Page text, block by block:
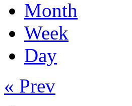
Month
Week
Day
« Prev